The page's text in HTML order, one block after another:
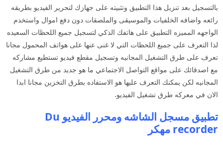
بالتسجيل بعد تنزيل هذا التطبيق وتثبيته على جهازك لتحرير الفيديو بطريقه
رائعه واضافه الخلفيات والموسيقى والملصقات دون دفع اموال واستخدم
الواجهه المميزه التطبيق على هاتفك الذكي لتسجيل جميع اللحظات السعيده
لذا التعرف على جميع اللحظات التي لا غنى عنها على هواتف المحمول مجانا
تعرف على طرق التشغيل المجانيه وتسجيل مقطع فيديو تستطيع مشاركه
مع اصدقائك على مواقع التواصل الاجتماعي ما هو جديد من طرق التشغيل
المجانيه لكن يمكنك التعرف عليها هو الاستفاده بطرق التخزين مجانا ابدا
الان في معركه طرق تشغيل الفيديو.
تطبيق مسجل الشاشه ومحرر الفيديو Du
recorder مهكر